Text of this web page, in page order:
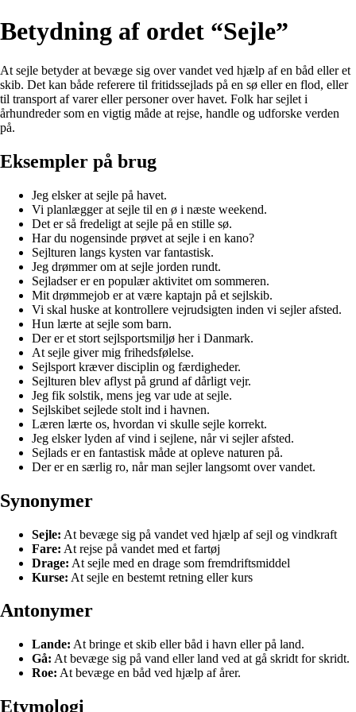
Betydning af ordet “Sejle”
At sejle betyder at bevæge sig over vandet ved hjælp af en båd eller et
skib. Det kan både referere til fritidssejlads på en sø eller en flod, eller
til transport af varer eller personer over havet. Folk har sejlet i
århundreder som en vigtig måde at rejse, handle og udforske verden
på.
Eksempler på brug
Jeg elsker at sejle på havet.
Vi planlægger at sejle til en ø i næste weekend.
Det er så fredeligt at sejle på en stille sø.
Har du nogensinde prøvet at sejle i en kano?
Sejlturen langs kysten var fantastisk.
Jeg drømmer om at sejle jorden rundt.
Sejladser er en populær aktivitet om sommeren.
Mit drømmejob er at være kaptajn på et sejlskib.
Vi skal huske at kontrollere vejrudsigten inden vi sejler afsted.
Hun lærte at sejle som barn.
Der er et stort sejlsportsmiljø her i Danmark.
At sejle giver mig frihedsfølelse.
Sejlsport kræver disciplin og færdigheder.
Sejlturen blev aflyst på grund af dårligt vejr.
Jeg fik solstik, mens jeg var ude at sejle.
Sejlskibet sejlede stolt ind i havnen.
Læren lærte os, hvordan vi skulle sejle korrekt.
Jeg elsker lyden af vind i sejlene, når vi sejler afsted.
Sejlads er en fantastisk måde at opleve naturen på.
Der er en særlig ro, når man sejler langsomt over vandet.
Synonymer
Sejle: At bevæge sig på vandet ved hjælp af sejl og vindkraft
Fare: At rejse på vandet med et fartøj
Drage: At sejle med en drage som fremdriftsmiddel
Kurse: At sejle en bestemt retning eller kurs
Antonymer
Lande: At bringe et skib eller båd i havn eller på land.
Gå: At bevæge sig på vand eller land ved at gå skridt for skridt.
Roe: At bevæge en båd ved hjælp af årer.
Etymologi